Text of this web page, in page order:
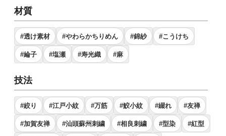
材質
#透け素材 #やわらかちりめん #錦紗 #こうけち
#綸子 #塩瀬 #寿光織 #麻
技法
#絞り #江戸小紋 #万筋 #鮫小紋 #綴れ #友禅
#加賀友禅 #汕頭蘇州刺繍 #相良刺繍 #型染 #紅型